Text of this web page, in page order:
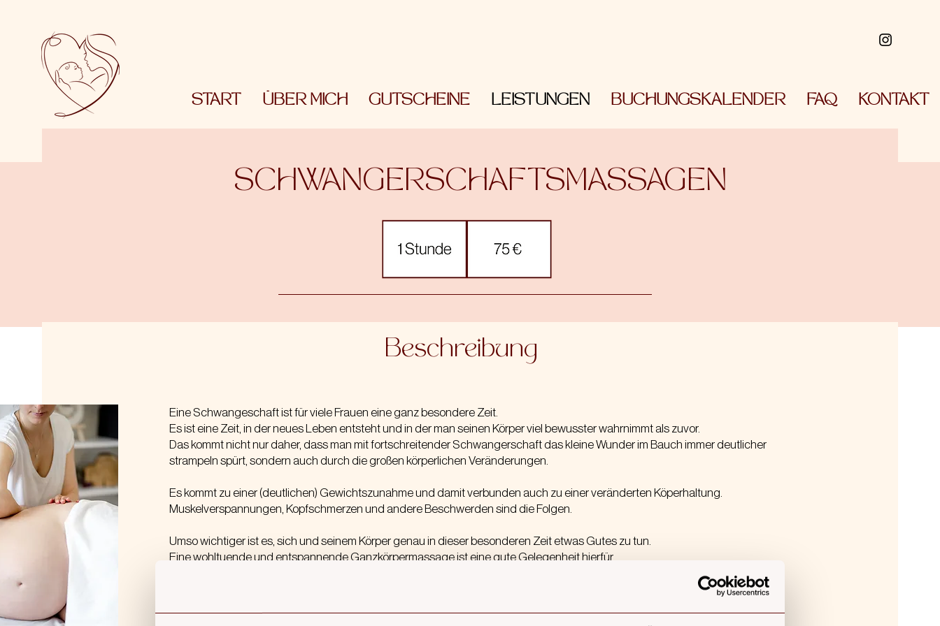
START ÜBER MICH GUTSCHEINE LEISTUNGEN BUCHUNGSKALENDER FAQ KONTAKT
SCHWANGERSCHAFTSMASSAGEN
Beschreibu
Beschreibung
Eine Schwangeschaft ist für viele Frauen eine ganz besondere Zeit.
Es ist eine Zeit, in der neues Leben entsteht und in der man seinen Körper viel bewusster wahrnimmt als zuvor.
Das kommt nicht nur daher, dass man mit fortschreitender Schwangerschaft das kleine Wunder im Bauch immer deutlicher
strampeln spürt, sondern auch durch die großen körperlichen Veränderungen.
Es kommt zu einer (deutlichen) Gewichtszunahme und damit verbunden auch zu einer veränderten Köperhaltung.
Muskelverspannungen, Kopfschmerzen und andere Beschwerden sind die Folgen.
Umso wichtiger ist es, sich und seinem Körper genau in dieser besonderen Zeit etwas Gutes zu tun.
Eine wohltuende und entspannende Ganzkörpermassage ist eine gute Gelegenheit hierfür.